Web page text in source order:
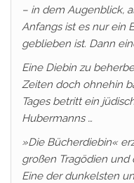
– in dem Augenblick,
Anfangs ist es nur ein
geblieben ist. Dann
Eine Diebin zu
Zeiten doch ohnehin
Tages betritt ein
Hubermanns …
»Die Bücherdiebin«
großen Tragödien
Eine der dunkelsten